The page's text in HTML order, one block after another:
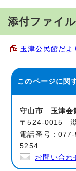
添付ファイル
玉津公民館だ
このページに関
守山市 玉津会
〒524-0015
電話番号：
5254
お問い合わ